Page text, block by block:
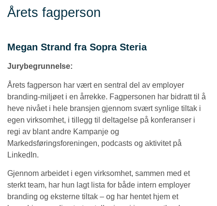
Årets fagperson
Megan Strand fra Sopra Steria
Jurybegrunnelse:
Årets fagperson har vært en sentral del av employer
branding-miljøet i en årrekke. Fagpersonen har bidratt til å
heve nivået i hele bransjen gjennom svært synlige tiltak i
egen virksomhet, i tillegg til deltagelse på konferanser i
regi av blant andre Kampanje og
Markedsføringsforeningen, podcasts og aktivitet på
LinkedIn.
Gjennom arbeidet i egen virksomhet, sammen med et
sterkt team, har hun lagt lista for både intern employer
branding og eksterne tiltak – og har hentet hjem et